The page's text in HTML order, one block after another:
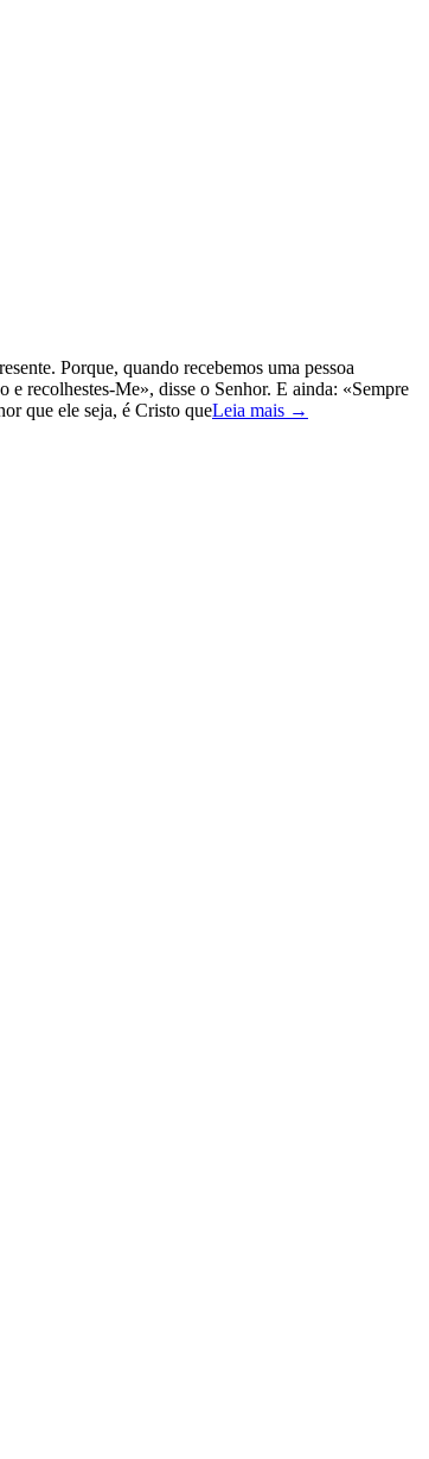
Porque, quando recebemos uma pessoa
recolhestes-Me», disse o Senhor. E ainda: «Sempre
que ele seja, é Cristo queLeia mais →